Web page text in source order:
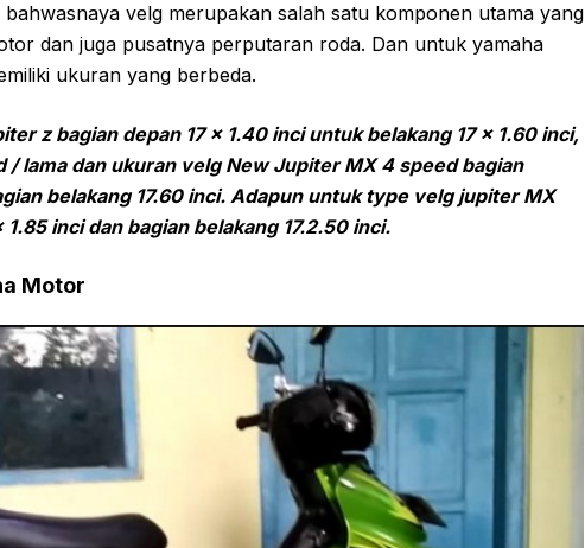
velg merupakan salah satu komponen utama yang
dan juga pusatnya perputaran roda. Dan untuk yamaha
ukuran yang berbeda.
z bagian depan 17 x 1.40 inci untuk belakang 17 x 1.60 inci,
/ lama dan ukuran velg New Jupiter MX 4 speed bagian
belakang 17.60 inci. Adapun untuk type velg jupiter MX
inci dan bagian belakang 17.2.50 inci.
Motor